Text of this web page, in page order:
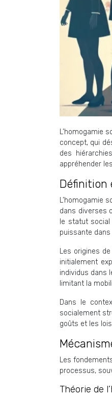
L’homogamie
concept, qui
des
appréhender
Définition
L’homogamie
dans diverses
le statut social
puissante
Les origines
initialement
individus dans
limitant la
Dans le
socialement
goûts et les
Les
processus,
Théorie de